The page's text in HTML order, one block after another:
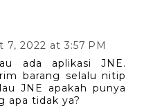
7, 2022 at 3:57 PM
ada aplikasi JNE.
barang selalu nitip
JNE apakah punya
apa tidak ya?